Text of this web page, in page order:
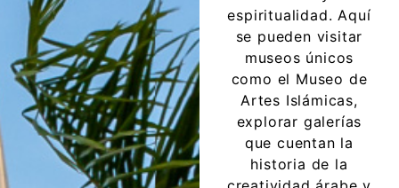
espiritualidad. Aquí
se pueden visitar
museos únicos
como el Museo de
Artes Islámicas,
explorar galerías
que cuentan la
historia de la